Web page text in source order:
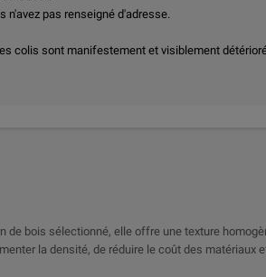
n'avez pas renseigné d'adresse.
colis sont manifestement et visiblement
de bois sélectionné, elle offre une texture
la densité, de réduire le coût des matériaux